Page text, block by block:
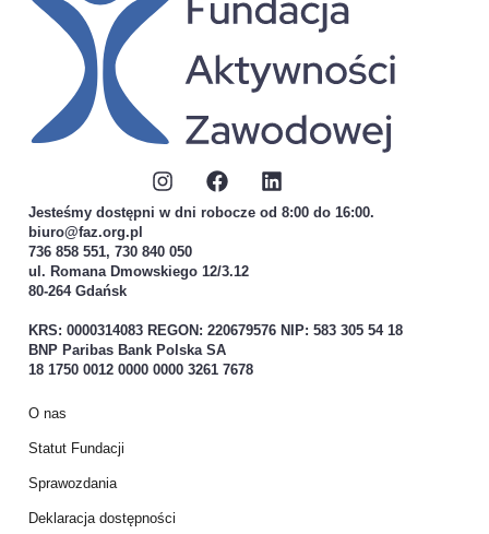
Jesteśmy dostępni w dni robocze od 8:00 do 16:00.
biuro@faz.org.pl
736 858 551, 730 840 050
ul. Romana Dmowskiego 12/3.12
80-264 Gdańsk
KRS: 0000314083 REGON: 220679576 NIP: 583 305 54 18
BNP Paribas Bank Polska SA
18 1750 0012 0000 0000 3261 7678
O nas
Statut Fundacji
Sprawozdania
Deklaracja dostępności